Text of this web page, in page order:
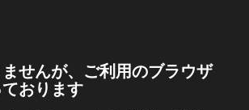
せんが、ご利用のブラウザ
おります